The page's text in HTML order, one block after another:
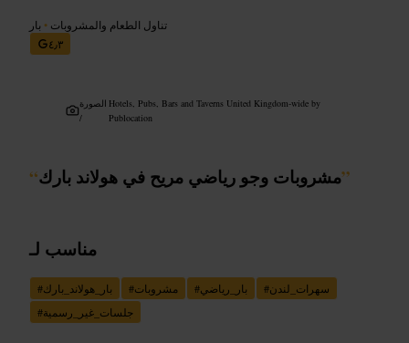
تناول الطعام والمشروبات • بار
٤٫٣
الصورة
/
Hotels, Pubs, Bars and Taverns United Kingdom-wide by
Publocation
“مشروبات وجو رياضي مريح في هولاند بارك”
مناسب لـ
#بار_هولاند_بارك #مشروبات #بار_رياضي #سهرات_لندن
#جلسات_غير_رسمية